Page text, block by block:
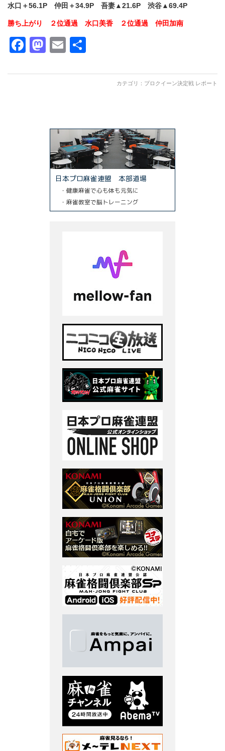
水口＋56.1P 仲田＋34.9P 吾妻▲21.6P 渋谷▲69.4P
勝ち上がり ２位通過 水口美香 ２位通過 仲田加南
Facebook
Mastodon
Email
カテゴリ： プロクイーン決定戦 レポート
日本プロ麻雀連盟 本部道場
・健康麻雀で心も体も元気に
・麻雀教室で脳トレーニング